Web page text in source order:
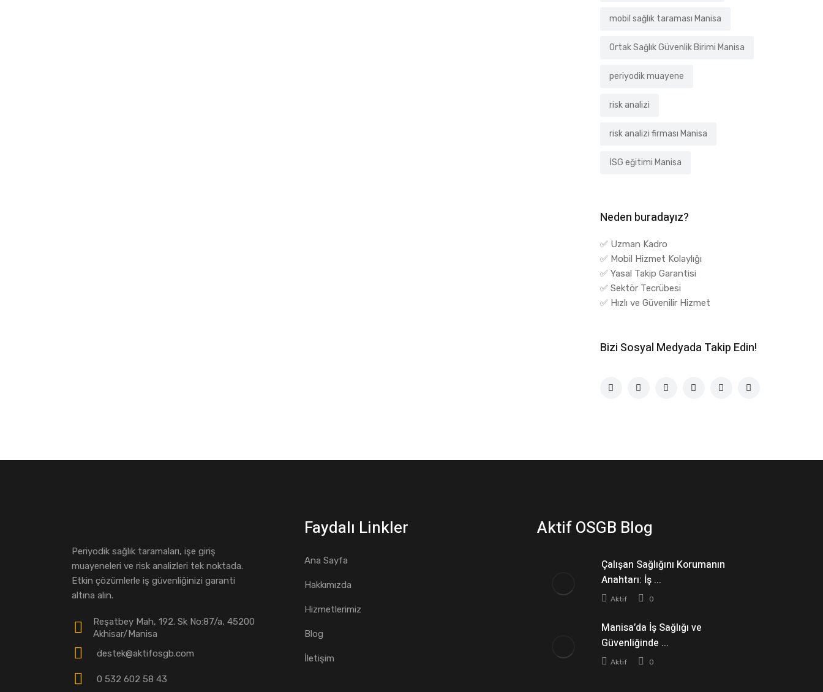
mobil sağlık taraması Manisa
Ortak Sağlık Güvenlik Birimi Manisa
periyodik muayene
risk analizi
risk analizi firması Manisa
İSG eğitimi Manisa
Neden buradayız?
✅ Uzman Kadro
✅ Mobil Hizmet Kolaylığı
✅ Yasal Takip Garantisi
✅ Sektör Tecrübesi
✅ Hızlı ve Güvenilir Hizmet
Bizi Sosyal Medyada Takip Edin!
Periyodik sağlık taramaları, işe giriş
muayeneleri ve risk analizleri tek noktada.
Etkin çözümlerle iş güvenliğinizi garanti
altına alın.
Reşatbey Mah, 192. Sk No:87/a, 45200
Akhisar/Manisa
destek@aktifosgb.com
0 532 602 58 43
Faydalı Linkler
Ana Sayfa
Hakkımızda
Hizmetlerimiz
Blog
İletişim
Aktif OSGB Blog
Çalışan Sağlığını Korumanın
Anahtarı: İş ...
Aktif 0
Manisa’da İş Sağlığı ve
Güvenliğinde ...
Aktif 0